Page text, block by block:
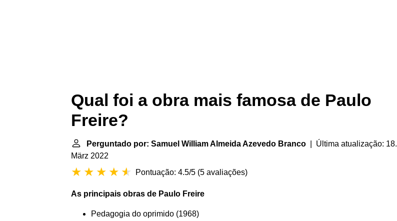
Qual foi a obra mais famosa de Paulo
Freire?
Perguntado por: Samuel William Almeida Azevedo Branco | Última atualização: 18.
März 2022
Pontuação: 4.5/5 (5 avaliações)
As principais obras de Paulo Freire
Pedagogia do oprimido (1968)